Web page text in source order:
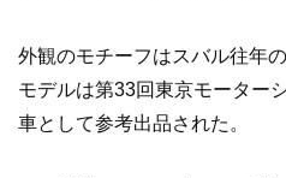
外観のモチーフはスバル往年
モデルは第33回東京モーター
車として参考出品された。